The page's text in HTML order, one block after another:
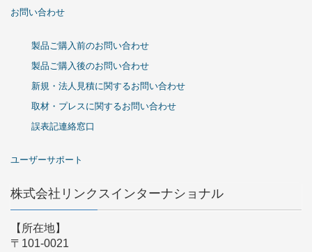
お問い合わせ
製品ご購入前のお問い合わせ
製品ご購入後のお問い合わせ
新規・法人見積に関するお問い合わせ
取材・プレスに関するお問い合わせ
誤表記連絡窓口
ユーザーサポート
株式会社リンクスインターナショナル
【所在地】
〒101-0021